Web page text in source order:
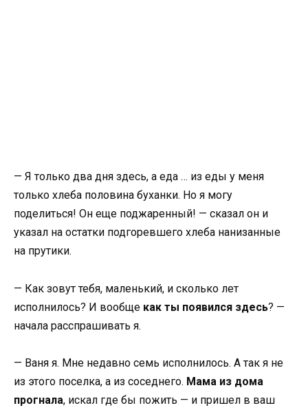
— Я только два дня здесь, а еда … из еды у меня
только хлеба половина буханки. Но я могу
поделиться! Он еще поджаренный! — сказал он и
указал на остатки подгоревшего хлеба нанизанные
на прутики.
— Как зовут тебя, маленький, и сколько лет
исполнилось? И вообще как ты появился здесь? —
начала расспрашивать я.
— Ваня я. Мне недавно семь исполнилось. А так я не
из этого поселка, а из соседнего. Мама из дома
прогнала, искал где бы пожить — и пришел в ваш